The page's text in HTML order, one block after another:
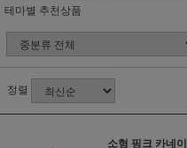
테마별 추천상품
정렬
소형 핑크 카네이